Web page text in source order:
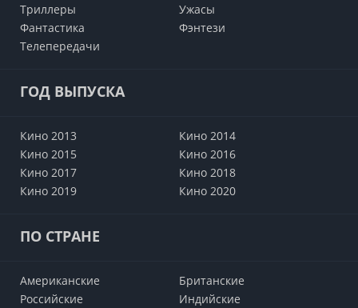
Триллеры
Ужасы
Фантастика
Фэнтези
Телепередачи
ГОД ВЫПУСКА
Кино 2013
Кино 2014
Кино 2015
Кино 2016
Кино 2017
Кино 2018
Кино 2019
Кино 2020
ПО СТРАНЕ
Американские
Британские
Российские
Индийские